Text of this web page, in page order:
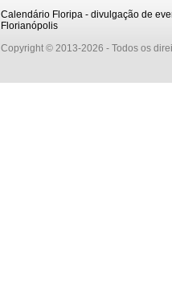
Calendário Floripa - divulgação de
Florianópolis
Copyright © 2013-2026 - Todos os